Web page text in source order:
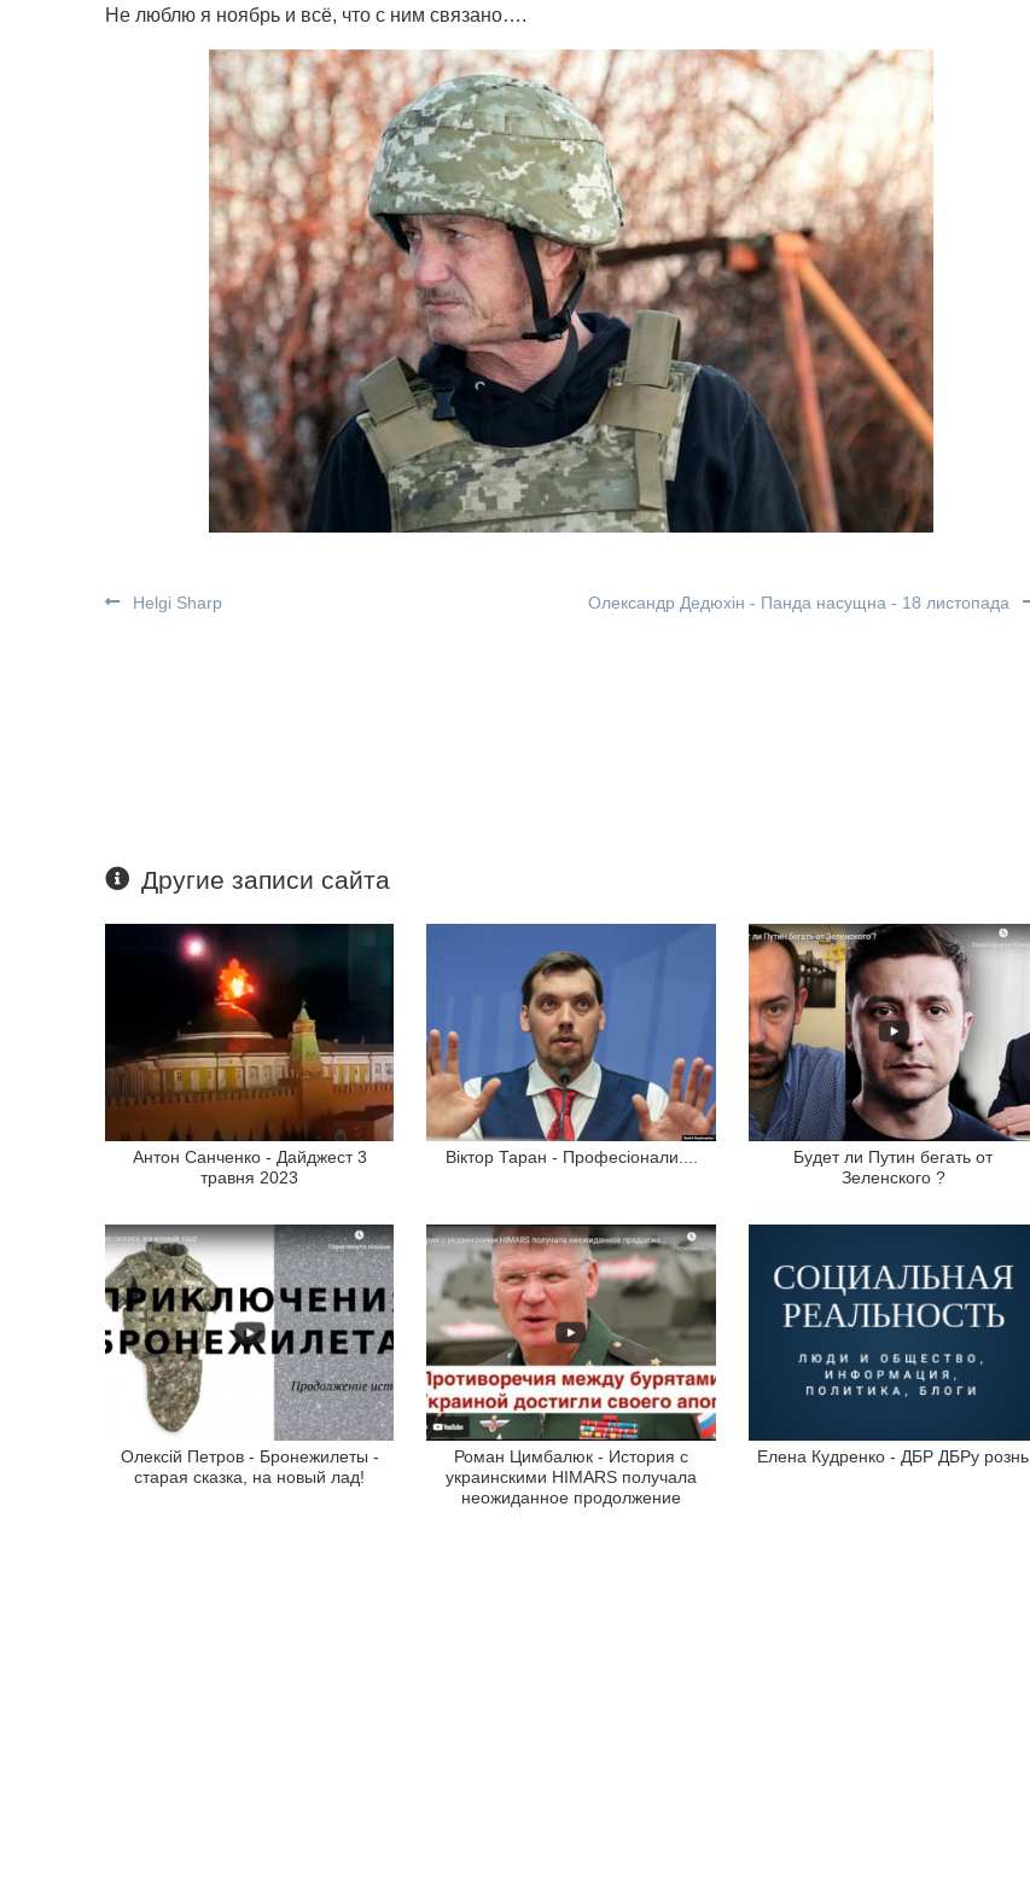
Не люблю я ноябрь и всё, что с ним связано….
Helgi Sharp Олександр Дедюхін - Панда насущна - 18 листопада
Другие записи сайта
Антон Санченко - Дайджест 3
травня 2023
Віктор Таран - Професіонали....
Будет ли Путин бегать от
Зеленского ?
Олексій Петров - Бронежилеты -
старая сказка, на новый лад!
Роман Цимбалюк - История с
украинскими HIMARS получала
неожиданное продолжение
Елена Кудренко - ДБР ДБРу рознь